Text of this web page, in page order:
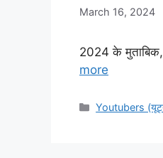
March 16, 2024
2024 के मुताबिक,
more
Categories
Youtubers